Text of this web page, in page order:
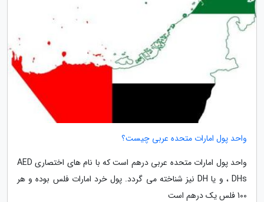
واحد پول امارات متحده عربی چیست؟
واحد پول امارات متحده عربی درهم است که با نام های اختصاری AED
، DHs و یا DH نیز شناخته می گردد. پول خرد امارات فلس بوده و هر
100 فلس یک درهم است